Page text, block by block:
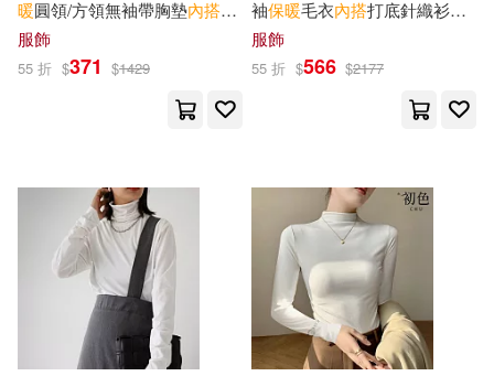
暖圓領/方領無袖帶胸墊內搭打
底衫背心女背心-共2款4
色-82956(M-2XL可選) M 方領-
桔紅
服飾
55 折 $371 $1429
袖保暖毛衣內搭打底針織衫寬
鬆上衣女上衣-共2色-17050(F
可選) F 藏藍色
服飾
55 折 $566 $2177